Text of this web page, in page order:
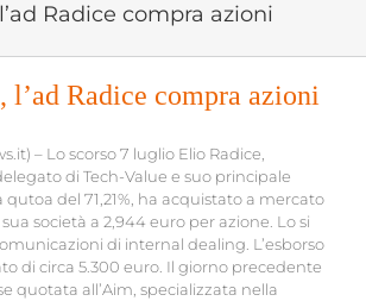
Radice compra azioni
l’ad Radice compra azioni
– Lo scorso 7 luglio Elio Radice,
di Tech-Value e suo principale
del 71,21%, ha acquistato a mercato
società a 2,944 euro per azione. Lo si
di internal dealing. L’esborso
di circa 5.300 euro. Il giorno precedente
quotata all’Aim, specializzata nella